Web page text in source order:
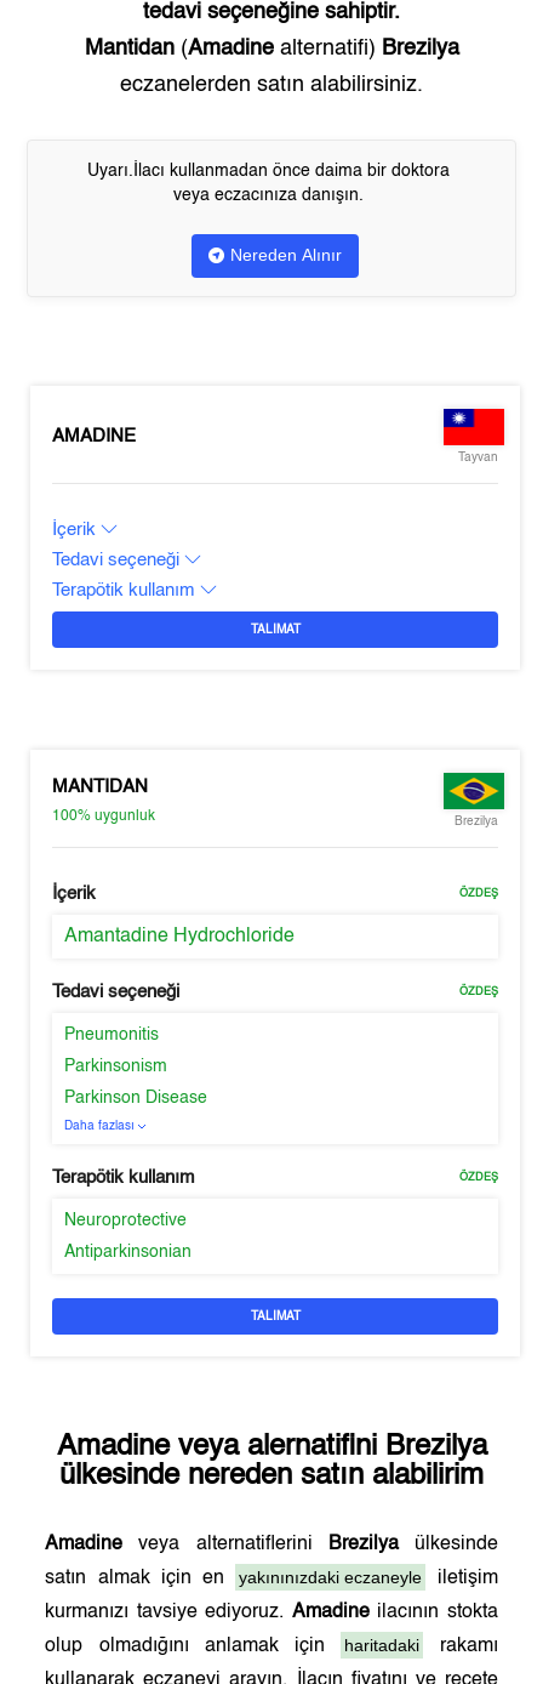
tedavi seçeneğine sahiptir.
Mantidan(Amadinealternatifi) Brezilya
eczanelerden satın alabilirsiniz.
Uyarı.İlacı kullanmadan önce daima bir doktora
veya eczacınıza danışın.
Nereden Alınır
AMADINE
Tayvan
İçerik
Tedavi seçeneği
Terapötik kullanım
TALIMAT
MANTIDAN
100%uygunluk Brezilya
İçerik ÖZDEŞ
Amantadine Hydrochloride
Tedavi seçeneği ÖZDEŞ
Pneumonitis
Parkinsonism
Parkinson Disease
Daha fazlası
Terapötik kullanım ÖZDEŞ
Neuroprotective
Antiparkinsonian
TALIMAT
Amadineveya alernatifini Brezilya
ülkesinde nereden satın alabilirim
Amadine veya alternatiflerini Brezilyaülkesinde
satın almak için en
yakınınızdaki eczaneyle
iletişim
kurmanızı tavsiye ediyoruz. Amadineilacının stokta
olup olmadığını anlamak için
haritadaki
rakamı